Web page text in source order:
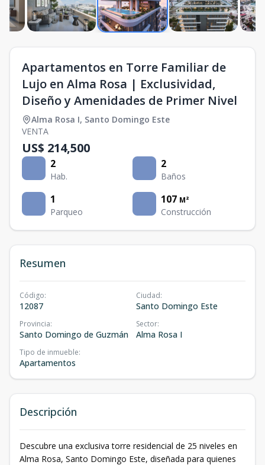
Apartamentos en Torre Familiar de
Lujo en Alma Rosa | Exclusividad,
Diseño y Amenidades de Primer Nivel
Alma Rosa I, Santo Domingo Este
VENTA
US$ 214,500
2
Hab.
2
Baños
1
Parqueo
107 M²
Construcción
Resumen
Código:
12087
Ciudad:
Santo Domingo Este
Provincia:
Santo Domingo de Guzmán
Sector:
Alma Rosa I
Tipo de inmueble:
Apartamentos
Descripción
Descubre una exclusiva torre residencial de 25 niveles en
Alma Rosa, Santo Domingo Este, diseñada para quienes